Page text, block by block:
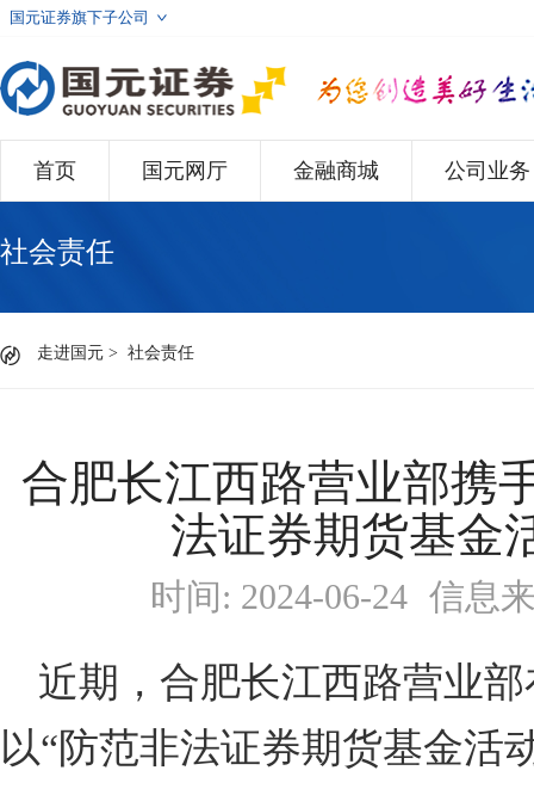
国元证券旗下子公司
首页 国元网厅 金融商城 公司业务
社会责任
走进国元 > 社会责任
合肥长江西路营业部携
法证券期货基金
时间: 2024-06-24 信息
近期，合肥长江西路营业
以“防范非法证券期货基金活